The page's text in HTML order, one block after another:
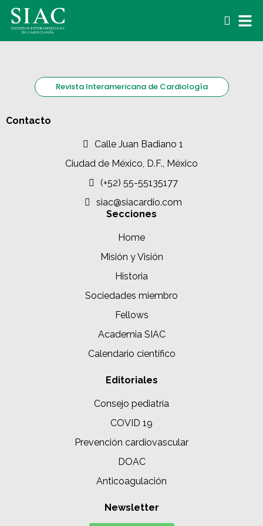
Revista Interamericana de Cardiología
Contacto
Calle Juan Badiano 1
Ciudad de México, D.F., México
(+52) 55-55135177
siac@siacardio.com
Secciones
Home
Misión y Visión
Historia
Sociedades miembro
Fellows
Academia SIAC
Calendario científico
Editoriales
Consejo pediatría
COVID 19
Prevención cardiovascular
DOAC
Anticoagulación
Newsletter